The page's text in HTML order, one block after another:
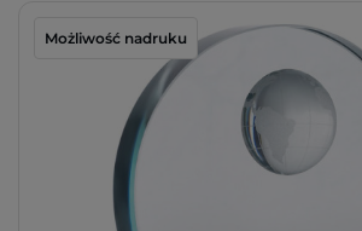
Możliwość nadruku